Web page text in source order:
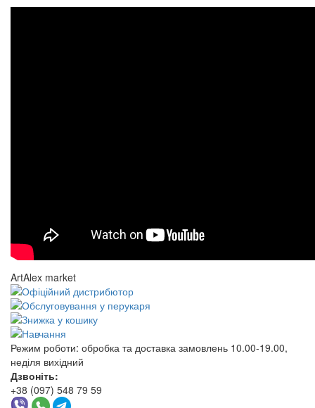
ArtAlex market
Режим роботи: обробка та доставка замовлень 10.00-19.00,
неділя вихідний
Дзвоніть:
+38 (097) 548 79 59